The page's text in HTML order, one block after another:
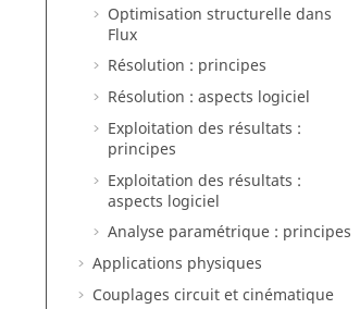
Optimisation structurelle dans
Flux
Résolution : principes
Résolution : aspects logiciel
Exploitation des résultats :
principes
Exploitation des résultats :
aspects logiciel
Analyse paramétrique : principes
Applications physiques
Couplages circuit et cinématique